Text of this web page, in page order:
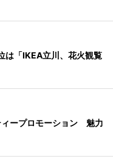
は「IKEA立川、花火観覧
ィープロモーション 魅力